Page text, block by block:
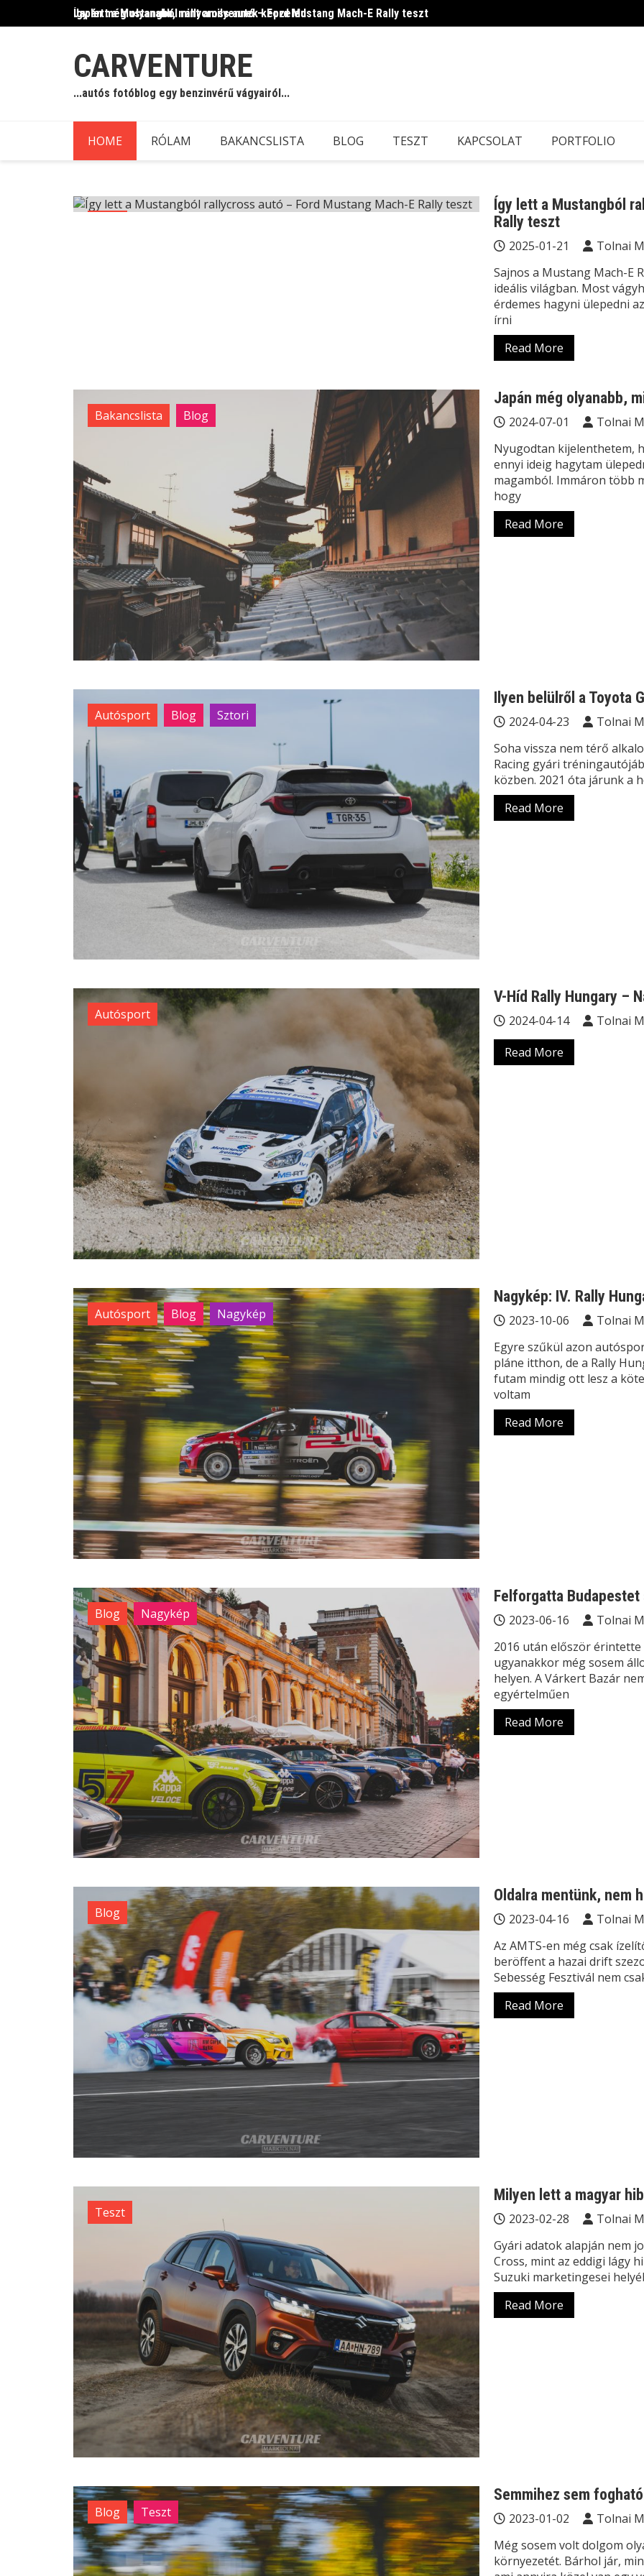
to
Így lett a Mustangból rallycross autó – Ford Mustang Mach-E Rally teszt
Japán még olyanabb, mint amilyennek képzeled
CARVENTURE
...autós fotóblog egy benzinvérű vágyairól...
HOME RÓLAM BAKANCSLISTA BLOG TESZT KAPCSOLAT PORTFOLIO
Így lett a Mustangból
Rally teszt
2025-01-21 Tolnai
Sajnos a Mustang Mach-E
ideális világban. Most
érdemes hagyni ülepedni
írni
Read More
Bakancslista Blog
Japán még olyanabb,
2024-07-01 Tolnai
Nyugodtan kijelenthetem,
ennyi ideig hagytam
magamból. Immáron több
hogy
Read More
Autósport Blog Sztori
Ilyen belülről a Toyota
2024-04-23 Tolnai
Soha vissza nem térő
Racing gyári
közben. 2021 óta járunk a
Read More
Autósport
V-Híd Rally Hungary –
2024-04-14 Tolnai
Read More
Autósport Blog Nagykép
Nagykép: IV. Rally
2023-10-06 Tolnai
Egyre szűkül azon
pláne itthon, de a Rally
futam mindig ott lesz a
voltam
Read More
Blog Nagykép
Felforgatta Budapestet
2023-06-16 Tolnai
2016 után először
ugyanakkor még sosem
helyen. A Várkert Bazár
egyértelműen
Read More
Blog
Oldalra mentünk, nem
2023-04-16 Tolnai
Az AMTS-en még csak
beröffent a hazai drift
Sebesség Fesztivál nem
Read More
Teszt
Milyen lett a magyar
2023-02-28 Tolnai
Gyári adatok alapján nem
Cross, mint az eddigi lágy
Suzuki marketingesei
Read More
Blog Teszt
Semmihez sem
2023-01-02 Tolnai
Még sosem volt dolgom
környezetét. Bárhol jár,